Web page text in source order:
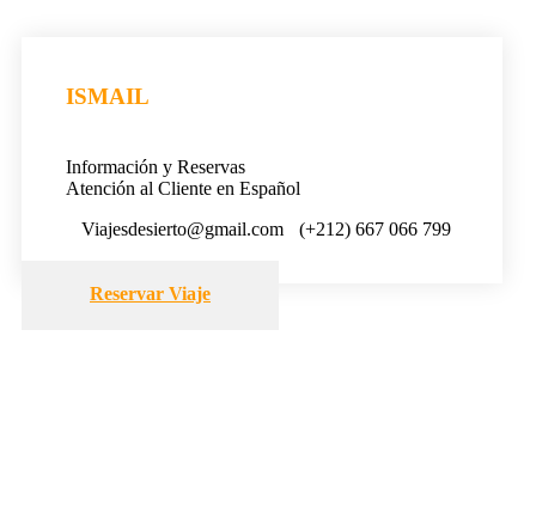
ISMAIL
Información y Reservas
Atención al Cliente en Español
Viajesdesierto@gmail.com
(+212) 667 066 799
Reservar Viaje